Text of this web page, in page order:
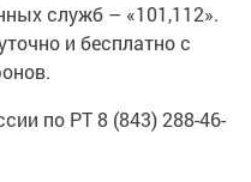
служб – «101,112».
и бесплатно с
по РТ 8 (843) 288-46-